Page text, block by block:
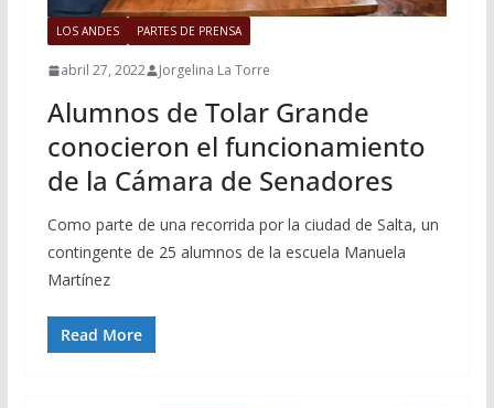
LOS ANDES PARTES DE PRENSA
abril 27, 2022 Jorgelina La Torre
Alumnos de Tolar Grande
conocieron el funcionamiento
de la Cámara de Senadores
Como parte de una recorrida por la ciudad de Salta, un
contingente de 25 alumnos de la escuela Manuela
Martínez
Read More